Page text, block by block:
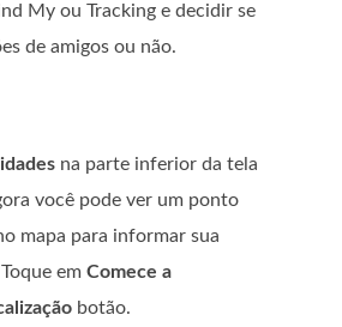
My ou Tracking e decidir se
de amigos ou não.
na parte inferior da tela
você pode ver um ponto
mapa para informar sua
em Comece a
botão.